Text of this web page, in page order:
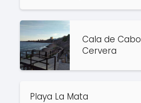
Cala de Cabo
Cervera
Playa La Mata